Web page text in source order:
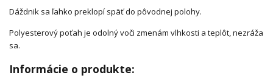
Dáždnik sa ľahko preklopí späť do pôvodnej polohy.
Polyesterový poťah je odolný voči zmenám vlhkosti a teplôt, nezráža
sa.
Informácie o produkte: